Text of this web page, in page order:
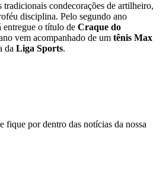
tradicionais condecorações de artilheiro,
disciplina. Pelo segundo ano
entregue o título de Craque do
vem acompanhado de um tênis Max
da Liga Sports.
fique por dentro das notícias da nossa